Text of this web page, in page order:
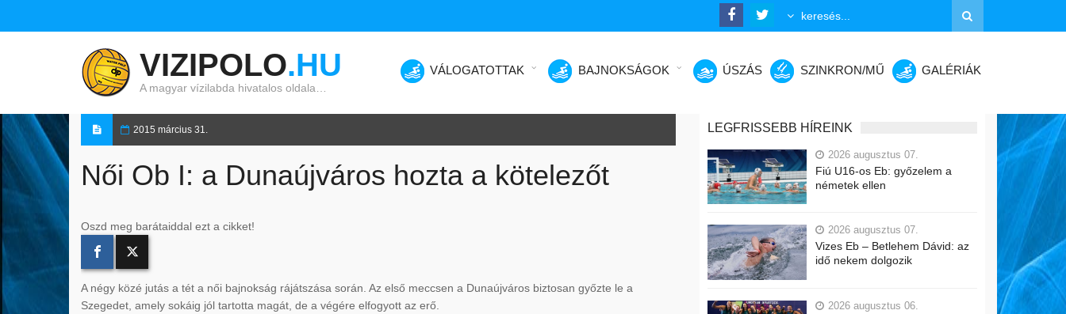
VIZIPOLO.HU
A magyar vízilabda hivatalos oldala…
VÁLOGATOTTAK BAJNOKSÁGOK ÚSZÁS SZINKRON/MŰ GALÉRIÁK
2015 március 31.
Női Ob I: a Dunaújváros hozta a kötelezőt
Oszd meg barátaiddal ezt a cikket!
A négy közé jutás a tét a női bajnokság rájátszása során. Az első meccsen a Dunaújváros biztosan győzte le a
Szegedet, amely sokáig jól tartotta magát, de a végére elfogyott az erő.
LEGFRISSEBB HÍREINK
2026 augusztus 07.
Fiú U16-os Eb: győzelem a
németek ellen
2026 augusztus 07.
Vizes Eb – Betlehem Dávid: az
idő nekem dolgozik
2026 augusztus 06.